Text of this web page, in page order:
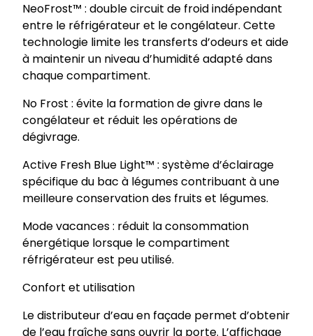
NeoFrost™ : double circuit de froid indépendant
entre le réfrigérateur et le congélateur. Cette
technologie limite les transferts d’odeurs et aide
à maintenir un niveau d’humidité adapté dans
chaque compartiment.
No Frost : évite la formation de givre dans le
congélateur et réduit les opérations de
dégivrage.
Active Fresh Blue Light™ : système d’éclairage
spécifique du bac à légumes contribuant à une
meilleure conservation des fruits et légumes.
Mode vacances : réduit la consommation
énergétique lorsque le compartiment
réfrigérateur est peu utilisé.
Confort et utilisation
Le distributeur d’eau en façade permet d’obtenir
de l’eau fraîche sans ouvrir la porte. L’affichage